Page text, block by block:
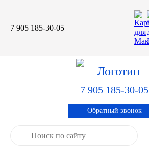
7 905 185-30-05
ELF
Специальная оценка условий труда
Применяемость тормозных
Система контроля качества
Сертификация продукции
7 905 185-30-05
Обратный звонок